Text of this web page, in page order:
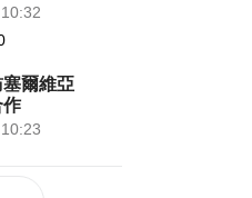
爾維亞
作